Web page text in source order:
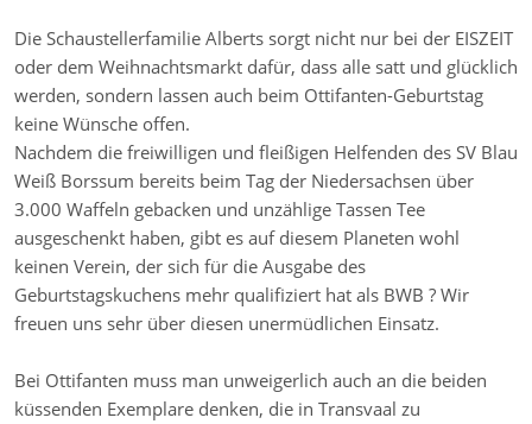
Die Schaustellerfamilie Alberts sorgt nicht nur bei der EISZEIT
oder dem Weihnachtsmarkt dafür, dass alle satt und glücklich
werden, sondern lassen auch beim Ottifanten-Geburtstag
keine Wünsche offen.
Nachdem die freiwilligen und fleißigen Helfenden des SV Blau
Weiß Borssum bereits beim Tag der Niedersachsen über
3.000 Waffeln gebacken und unzählige Tassen Tee
ausgeschenkt haben, gibt es auf diesem Planeten wohl
keinen Verein, der sich für die Ausgabe des
Geburtstagskuchens mehr qualifiziert hat als BWB ? Wir
freuen uns sehr über diesen unermüdlichen Einsatz.
Bei Ottifanten muss man unweigerlich auch an die beiden
küssenden Exemplare denken, die in Transvaal zu